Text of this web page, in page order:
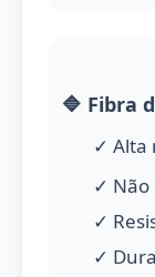
🔷 Fibra
✓ Alta
✓
✓
✓